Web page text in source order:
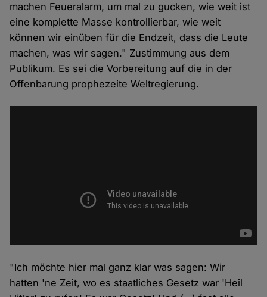
machen Feueralarm, um mal zu gucken, wie weit ist
eine komplette Masse kontrollierbar, wie weit
können wir einüben für die Endzeit, dass die Leute
machen, was wir sagen." Zustimmung aus dem
Publikum. Es sei die Vorbereitung auf die in der
Offenbarung prophezeite Weltregierung.
"Ich möchte hier mal ganz klar was sagen: Wir
hatten 'ne Zeit, wo es staatliches Gesetz war 'Heil